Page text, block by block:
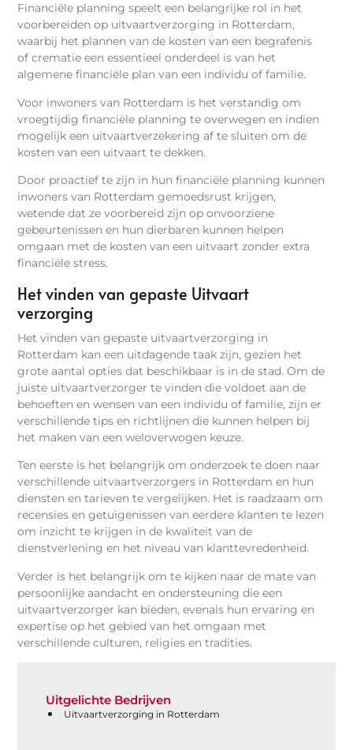
Financiële planning speelt een belangrijke rol in het
voorbereiden op uitvaartverzorging in Rotterdam,
waarbij het plannen van de kosten van een begrafenis
of crematie een essentieel onderdeel is van het
algemene financiële plan van een individu of familie.
Voor inwoners van Rotterdam is het verstandig om
vroegtijdig financiële planning te overwegen en indien
mogelijk een uitvaartverzekering af te sluiten om de
kosten van een uitvaart te dekken.
Door proactief te zijn in hun financiële planning kunnen
inwoners van Rotterdam gemoedsrust krijgen,
wetende dat ze voorbereid zijn op onvoorziene
gebeurtenissen en hun dierbaren kunnen helpen
omgaan met de kosten van een uitvaart zonder extra
financiële stress.
Het vinden van gepaste Uitvaart
verzorging
Het vinden van gepaste uitvaartverzorging in
Rotterdam kan een uitdagende taak zijn, gezien het
grote aantal opties dat beschikbaar is in de stad. Om de
juiste uitvaartverzorger te vinden die voldoet aan de
behoeften en wensen van een individu of familie, zijn er
verschillende tips en richtlijnen die kunnen helpen bij
het maken van een weloverwogen keuze.
Ten eerste is het belangrijk om onderzoek te doen naar
verschillende uitvaartverzorgers in Rotterdam en hun
diensten en tarieven te vergelijken. Het is raadzaam om
recensies en getuigenissen van eerdere klanten te lezen
om inzicht te krijgen in de kwaliteit van de
dienstverlening en het niveau van klanttevredenheid.
Verder is het belangrijk om te kijken naar de mate van
persoonlijke aandacht en ondersteuning die een
uitvaartverzorger kan bieden, evenals hun ervaring en
expertise op het gebied van het omgaan met
verschillende culturen, religies en tradities.
Uitgelichte Bedrijven
Uitvaartverzorging in Rotterdam